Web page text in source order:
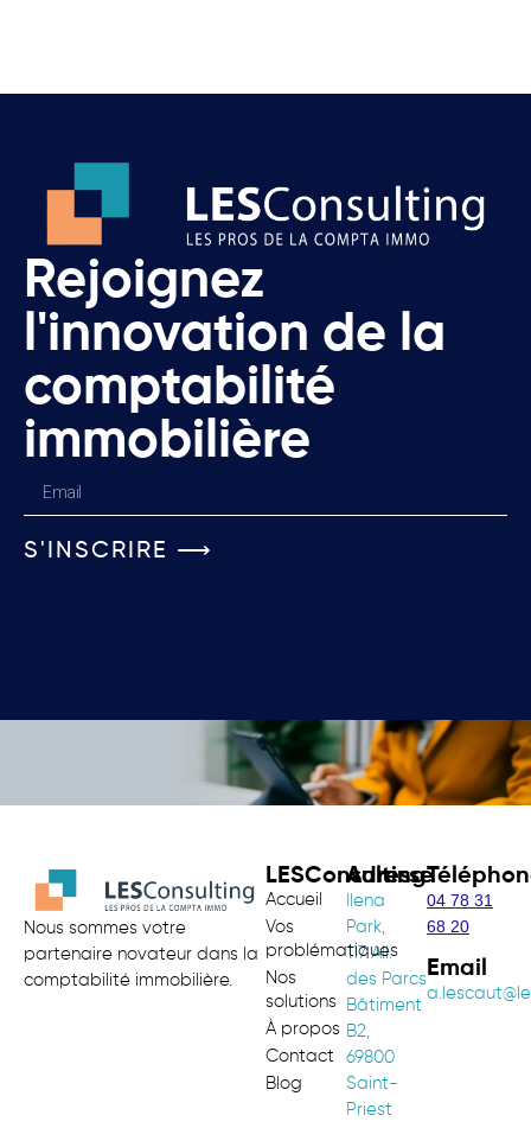
Rejoignez
l'innovation de la
comptabilité
immobilière
S'INSCRIRE ⟶
Nous sommes votre
partenaire novateur dans la
comptabilité immobilière.
LESConsulting
Accueil
Vos
problématiques
Nos
solutions
À propos
Contact
Blog
Adresse
Ilena
Park,
117 All.
des Parcs
Bâtiment
B2,
69800
Saint-
Priest
04 78 31
68 20
Email